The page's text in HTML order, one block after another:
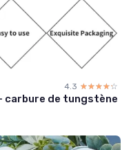
4.3 ☆☆☆☆☆
★★★★★
carbure de tungstène